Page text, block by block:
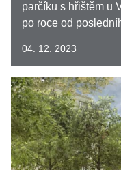
parčíku s hřištěm u
po roce od
04. 12. 2023